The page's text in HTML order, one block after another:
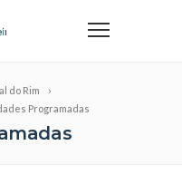
do Rim
Programadas